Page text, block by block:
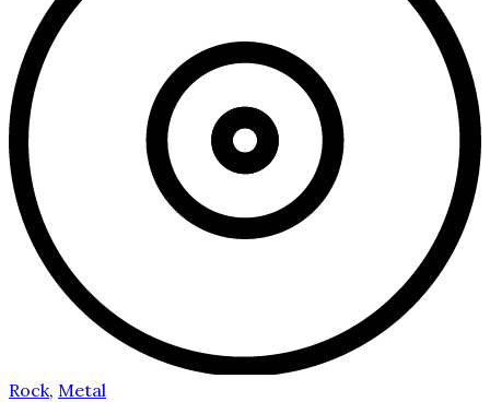
Rock, Metal